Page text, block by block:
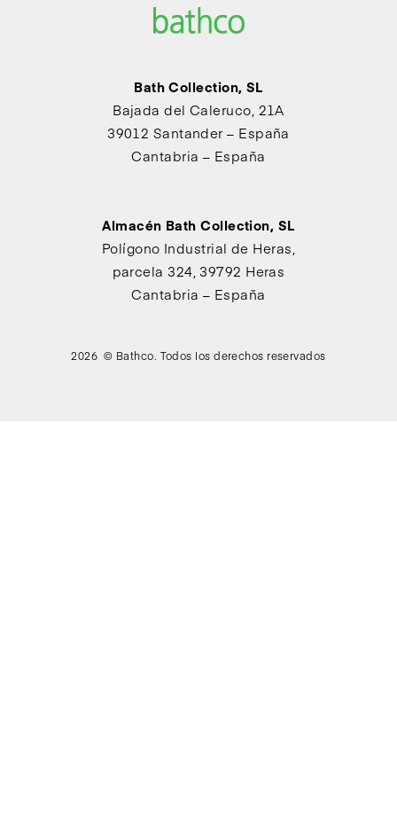
Bath Collection, SL
Bajada del Caleruco, 21A
39012 Santander – España
Cantabria – España
Almacén Bath Collection, SL
Polígono Industrial de Heras,
parcela 324, 39792 Heras
Cantabria – España
2026 © Bathco. Todos los derechos reservados